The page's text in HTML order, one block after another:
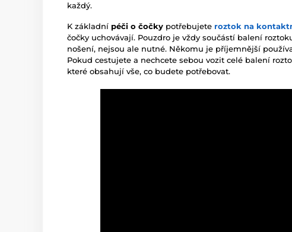
každý.
K základní péči o čočky potřebujete roztok na
čočky uchovávají. Pouzdro je vždy součástí balení
nošení, nejsou ale nutné. Někomu je příjemnější
Pokud cestujete a nechcete sebou vozit celé balení
které obsahují vše, co budete potřebovat.